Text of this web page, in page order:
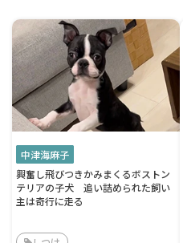
中津海麻子
興奮し飛びつきかみまくるボストン
テリアの子犬 追い詰められた飼い
主は奇行に走る